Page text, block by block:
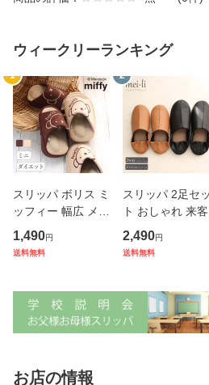
ウィークリーランキング
1
スリッパ ボリス ミ
ッフィー 幅広 メッ
シュ ダイエット エ
クササイズ ミニ か
内 ルームシューズ
1,490円
送料無料
2
スリッパ 2足セッ
ト おしゃれ 来客
かかと 付き スリ
パ centerseam
ize 送料無料
2,490円
送料無料
お店の情報